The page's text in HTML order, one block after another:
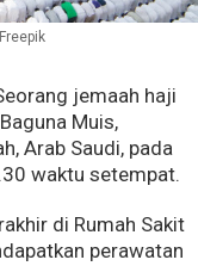
jemaah haji
Muis,
Arab Saudi, pada
waktu setempat.
di Rumah Sakit
perawatan